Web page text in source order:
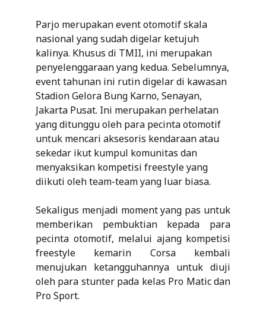
Parjo merupakan event otomotif skala
nasional yang sudah digelar ketujuh
kalinya. Khusus di TMII, ini merupakan
penyelenggaraan yang kedua. Sebelumnya,
event tahunan ini rutin digelar di kawasan
Stadion Gelora Bung Karno, Senayan,
Jakarta Pusat. Ini merupakan perhelatan
yang ditunggu oleh para pecinta otomotif
untuk mencari aksesoris kendaraan atau
sekedar ikut kumpul komunitas dan
menyaksikan kompetisi freestyle yang
diikuti oleh team-team yang luar biasa.
Sekaligus menjadi moment yang pas untuk
memberikan pembuktian kepada para
pecinta otomotif, melalui ajang kompetisi
freestyle kemarin Corsa kembali
menujukan ketangguhannya untuk diuji
oleh para stunter pada kelas Pro Matic dan
Pro Sport.